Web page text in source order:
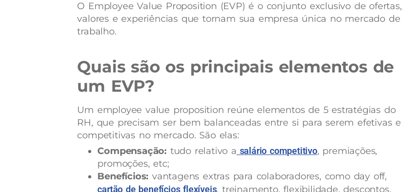
O Employee Value Proposition (EVP) é o conjunto exclusivo de ofertas,
valores e experiências que tornam sua empresa única no mercado de
trabalho.
Quais são os principais elementos de
um EVP?
Um employee value proposition reúne elementos de 5 estratégias do
RH, que precisam ser bem balanceadas entre si para serem efetivas e
competitivas no mercado. São elas:
Compensação: tudo relativo a salário competitivo, premiações,
promoções, etc;
Benefícios: vantagens extras para colaboradores, como day off,
cartão de benefícios flexíveis, treinamento, flexibilidade, descontos,